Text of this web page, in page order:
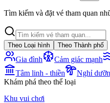
Tìm kiếm và đặt vé tham quan
Theo Loại hình Theo Thành phố
Gia đình Cảm giác mạnh
Tâm linh - thiền
Nghỉ
Khám phá theo thể loại
Khu vui chơi